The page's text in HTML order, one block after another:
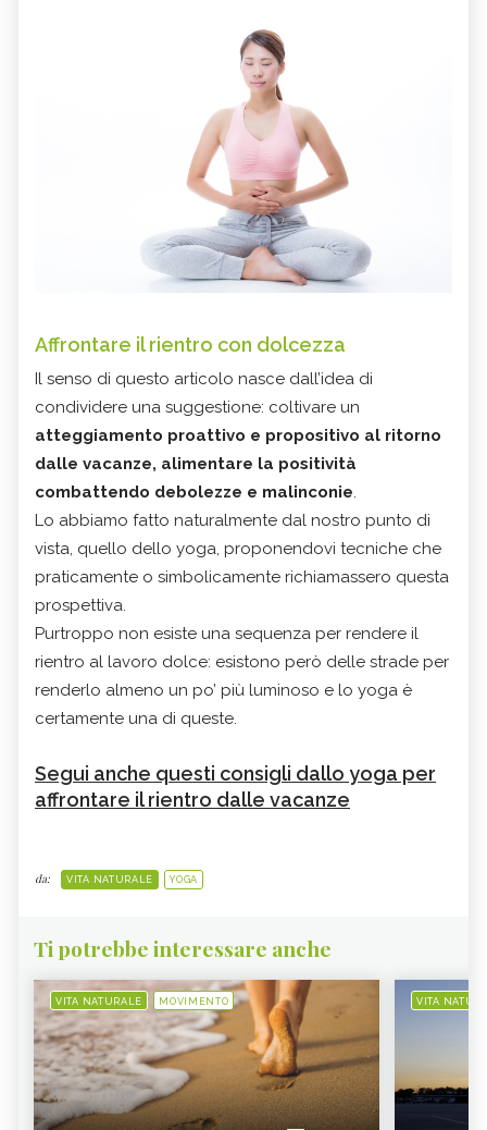
Affrontare il rientro con dolcezza
Il senso di questo articolo nasce dall’idea di
condividere una suggestione: coltivare un
atteggiamento proattivo e propositivo al ritorno
dalle vacanze, alimentare la positività
combattendo debolezze e malinconie.
Lo abbiamo fatto naturalmente dal nostro punto di
vista, quello dello yoga, proponendovi tecniche che
praticamente o simbolicamente richiamassero questa
prospettiva.
Purtroppo non esiste una sequenza per rendere il
rientro al lavoro dolce: esistono però delle strade per
renderlo almeno un po’ più luminoso e lo yoga è
certamente una di queste.
Segui anche questi consigli dallo yoga per
affrontare il rientro dalle vacanze
da: VITA NATURALE YOGA
Ti potrebbe interessare anche
VITA NATURALE MOVIMENTO VITA